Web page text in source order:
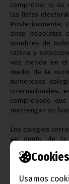
Cookies
Usamos
comprobar si su
las listas
Posteriormente,
cinco papeletas
nombres de
cabina y
vez metida en
medio de la
numerosos
internacionales,
comprobado
mantengan su
Los colegios
en punto de la
provisionales.
las mesas, en
Ministro del